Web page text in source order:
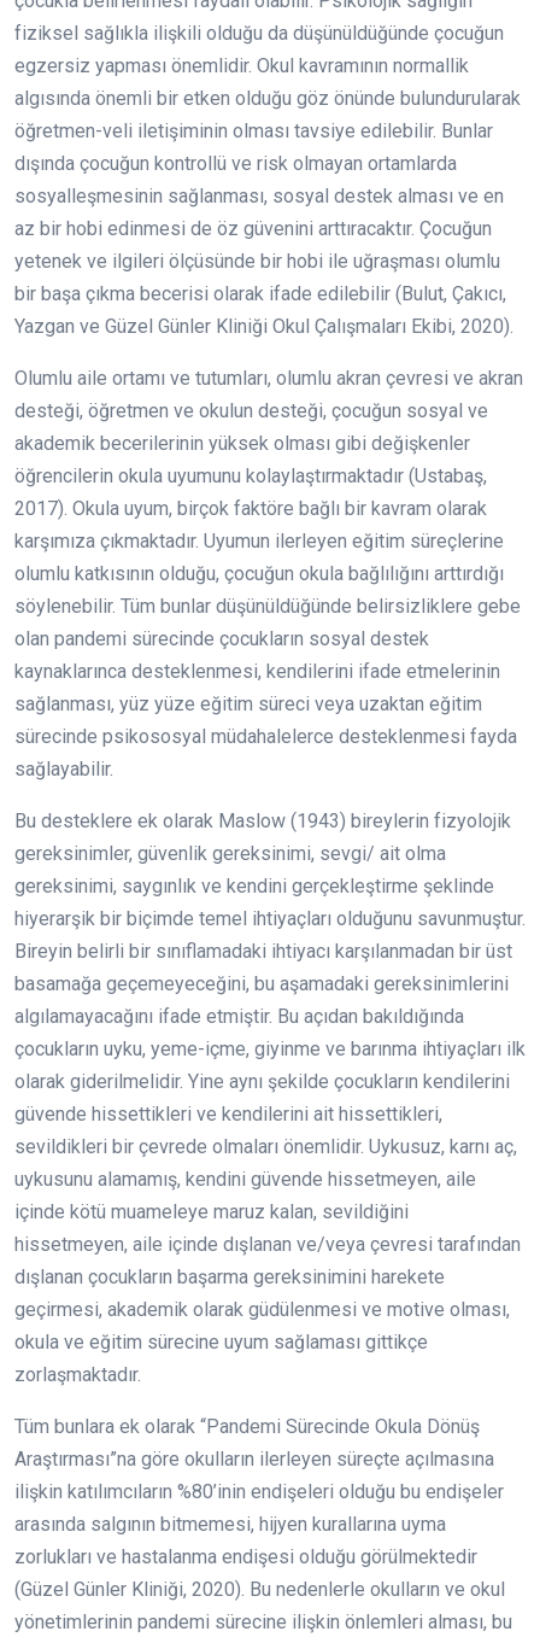
fiziksel sağlıkla ilişkili olduğu da düşünüldüğünde çocuğun
egzersiz yapması önemlidir. Okul kavramının normallik
algısında önemli bir etken olduğu göz önünde bulundurularak
öğretmen-veli iletişiminin olması tavsiye edilebilir. Bunlar
dışında çocuğun kontrollü ve risk olmayan ortamlarda
sosyalleşmesinin sağlanması, sosyal destek alması ve en
az bir hobi edinmesi de öz güvenini arttıracaktır. Çocuğun
yetenek ve ilgileri ölçüsünde bir hobi ile uğraşması olumlu
bir başa çıkma becerisi olarak ifade edilebilir (Bulut, Çakıcı,
Yazgan ve Güzel Günler Kliniği Okul Çalışmaları Ekibi, 2020).
Olumlu aile ortamı ve tutumları, olumlu akran çevresi ve akran
desteği, öğretmen ve okulun desteği, çocuğun sosyal ve
akademik becerilerinin yüksek olması gibi değişkenler
öğrencilerin okula uyumunu kolaylaştırmaktadır (Ustabaş,
2017). Okula uyum, birçok faktöre bağlı bir kavram olarak
karşımıza çıkmaktadır. Uyumun ilerleyen eğitim süreçlerine
olumlu katkısının olduğu, çocuğun okula bağlılığını arttırdığı
söylenebilir. Tüm bunlar düşünüldüğünde belirsizliklere gebe
olan pandemi sürecinde çocukların sosyal destek
kaynaklarınca desteklenmesi, kendilerini ifade etmelerinin
sağlanması, yüz yüze eğitim süreci veya uzaktan eğitim
sürecinde psikososyal müdahalelerce desteklenmesi fayda
sağlayabilir.
Bu desteklere ek olarak Maslow (1943) bireylerin fizyolojik
gereksinimler, güvenlik gereksinimi, sevgi/ ait olma
gereksinimi, saygınlık ve kendini gerçekleştirme şeklinde
hiyerarşik bir biçimde temel ihtiyaçları olduğunu savunmuştur.
Bireyin belirli bir sınıflamadaki ihtiyacı karşılanmadan bir üst
basamağa geçemeyeceğini, bu aşamadaki gereksinimlerini
algılamayacağını ifade etmiştir. Bu açıdan bakıldığında
çocukların uyku, yeme-içme, giyinme ve barınma ihtiyaçları ilk
olarak giderilmelidir. Yine aynı şekilde çocukların kendilerini
güvende hissettikleri ve kendilerini ait hissettikleri,
sevildikleri bir çevrede olmaları önemlidir. Uykusuz, karnı aç,
uykusunu alamamış, kendini güvende hissetmeyen, aile
içinde kötü muameleye maruz kalan, sevildiğini
hissetmeyen, aile içinde dışlanan ve/veya çevresi tarafından
dışlanan çocukların başarma gereksinimini harekete
geçirmesi, akademik olarak güdülenmesi ve motive olması,
okula ve eğitim sürecine uyum sağlaması gittikçe
zorlaşmaktadır.
Tüm bunlara ek olarak “Pandemi Sürecinde Okula Dönüş
Araştırması”na göre okulların ilerleyen süreçte açılmasına
ilişkin katılımcıların %80’inin endişeleri olduğu bu endişeler
arasında salgının bitmemesi, hijyen kurallarına uyma
zorlukları ve hastalanma endişesi olduğu görülmektedir
(Güzel Günler Kliniği, 2020). Bu nedenlerle okulların ve okul
yönetimlerinin pandemi sürecine ilişkin önlemleri alması, bu